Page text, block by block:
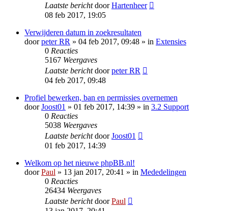
Laatste berichtdoorHartenheer
08 feb 2017, 19:05
Verwijderen datum in zoekresultaten
doorpeter RR » 04 feb 2017, 09:48 » in Extensies
0 Reacties
5167 Weergaves
Laatste berichtdoorpeter RR
04 feb 2017, 09:48
Profiel bewerken, ban en permissies overnemen
doorJoost01 » 01 feb 2017, 14:39 » in 3.2 Support
0 Reacties
5038 Weergaves
Laatste berichtdoorJoost01
01 feb 2017, 14:39
Welkom op het nieuwe phpBB.nl!
doorPaul » 13 jan 2017, 20:41 » in Mededelingen
0 Reacties
26434 Weergaves
Laatste berichtdoorPaul